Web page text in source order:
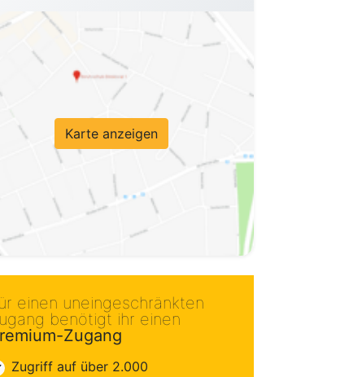
Karte anzeigen
einen uneingeschränkten
benötigt ihr einen
Zugang
Zugriff auf über 2.000